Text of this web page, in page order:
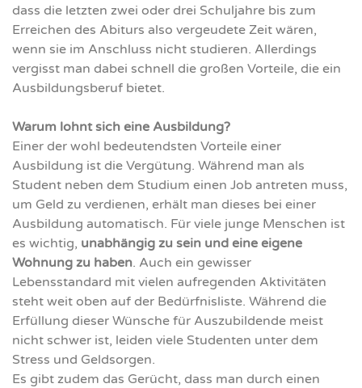
dass die letzten zwei oder drei Schuljahre bis zum
Erreichen des Abiturs also vergeudete Zeit wären,
wenn sie im Anschluss nicht studieren. Allerdings
vergisst man dabei schnell die großen Vorteile, die ein
Ausbildungsberuf bietet.
Warum lohnt sich eine Ausbildung?
Einer der wohl bedeutendsten Vorteile einer
Ausbildung ist die Vergütung. Während man als
Student neben dem Studium einen Job antreten muss,
um Geld zu verdienen, erhält man dieses bei einer
Ausbildung automatisch. Für viele junge Menschen ist
es wichtig, unabhängig zu sein und eine eigene
Wohnung zu haben. Auch ein gewisser
Lebensstandard mit vielen aufregenden Aktivitäten
steht weit oben auf der Bedürfnisliste. Während die
Erfüllung dieser Wünsche für Auszubildende meist
nicht schwer ist, leiden viele Studenten unter dem
Stress und Geldsorgen.
Es gibt zudem das Gerücht, dass man durch einen